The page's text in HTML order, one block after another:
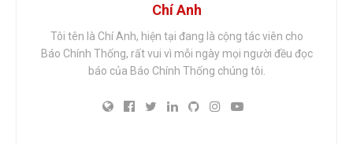
Chí Anh
Tôi tên là Chí Anh, hiện tại đang là cộng tác viên cho
Báo Chính Thống, rất vui vì mỗi ngày mọi người đều đọc
báo của Báo Chính Thống chúng tôi.